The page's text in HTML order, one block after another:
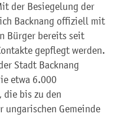
der Besiegelung der
Backnang offiziell mit
Bürger bereits seit
gepflegt werden.
Stadt Backnang
etwa 6.000
die bis zu den
ungarischen Gemeinde